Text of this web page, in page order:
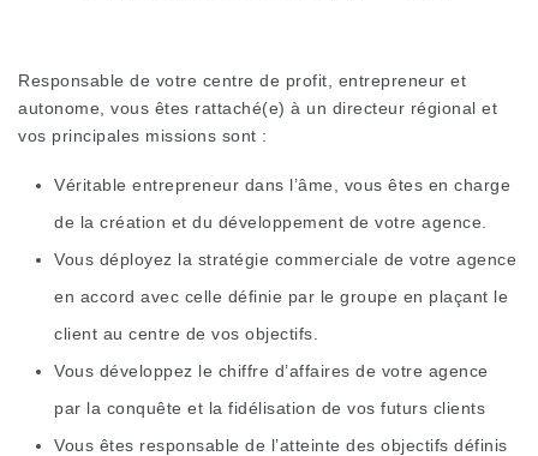
Responsable de votre centre de profit, entrepreneur et
autonome, vous êtes rattaché(e) à un directeur régional et
vos principales missions sont :
Véritable entrepreneur dans l’âme, vous êtes en charge
de la création et du développement de votre agence.
Vous déployez la stratégie commerciale de votre agence
en accord avec celle définie par le groupe en plaçant le
client au centre de vos objectifs.
Vous développez le chiffre d’affaires de votre agence
par la conquête et la fidélisation de vos futurs clients
Vous êtes responsable de l’atteinte des objectifs définis